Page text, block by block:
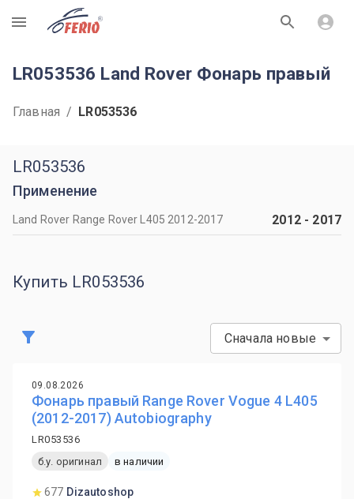
R
LR053536 Land Rover Фонарь правый
Главная / LR053536
LR053536
Применение
Land Rover Range Rover L405 2012-2017 2012- 2017
Купить LR053536
Сначала новые
09.08.2026
Фонарь правый Range Rover Vogue 4 L405
(2012-2017) Autobiography
LR053536
б.у. оригинал
в наличии
677 Dizautoshop